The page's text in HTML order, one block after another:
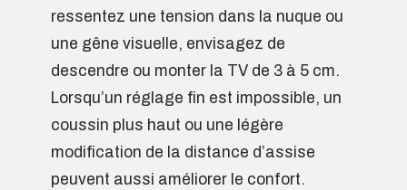
ressentez une tension dans la nuque ou
une gêne visuelle, envisagez de
descendre ou monter la TV de 3 à 5 cm.
Lorsqu’un réglage fin est impossible, un
coussin plus haut ou une légère
modification de la distance d’assise
peuvent aussi améliorer le confort.